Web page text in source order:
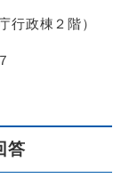
行政棟２階）
答